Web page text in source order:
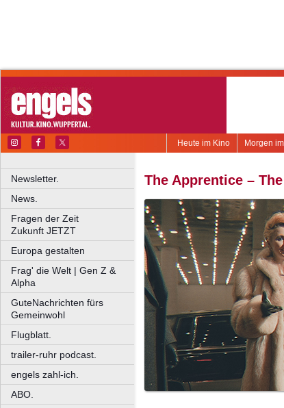
Morgen
Heute im Kino
Newsletter.
News.
Fragen der Zeit
Zukunft JETZT
Europa gestalten
Frag' die Welt | Gen Z &
Alpha
GuteNachrichten fürs
Gemeinwohl
Flugblatt.
trailer-ruhr podcast.
engels zahl-ich.
ABO.
The Apprentice –